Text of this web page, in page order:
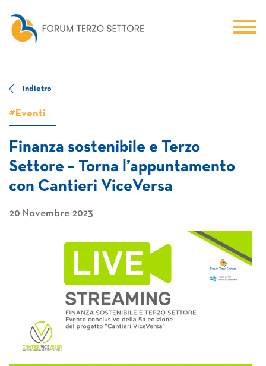
Indietro
#Eventi
Finanza sostenibile e Terzo
Settore – Torna l’appuntamento
con Cantieri ViceVersa
20 Novembre 2023